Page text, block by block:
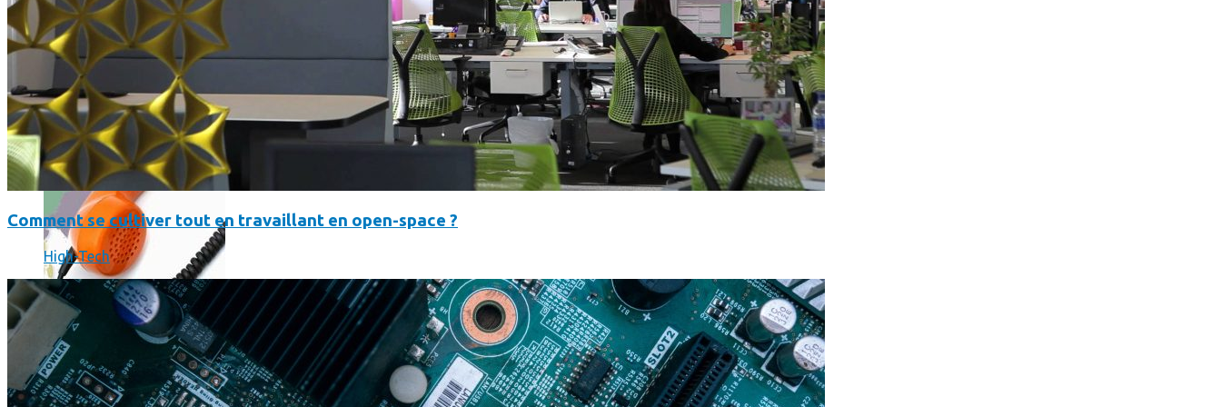
Où en sont les forfaits mobiles pour les pros ?
SmartPhone
Comment se cultiver tout en travaillant en open-space ?
High-Tech